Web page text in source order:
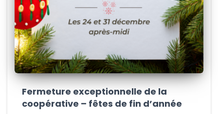
Fermeture exceptionnelle de la
coopérative – fêtes de fin d’année